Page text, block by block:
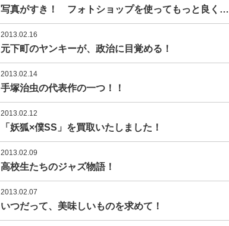
写真がすき！ フォトショップを使ってもっと良く…
2013.02.16
元下町のヤンキーが、政治に目覚める！
2013.02.14
手塚治虫の代表作の一つ！！
2013.02.12
「妖狐×僕SS」を買取いたしました！
2013.02.09
高校生たちのジャズ物語！
2013.02.07
いつだって、美味しいものを求めて！